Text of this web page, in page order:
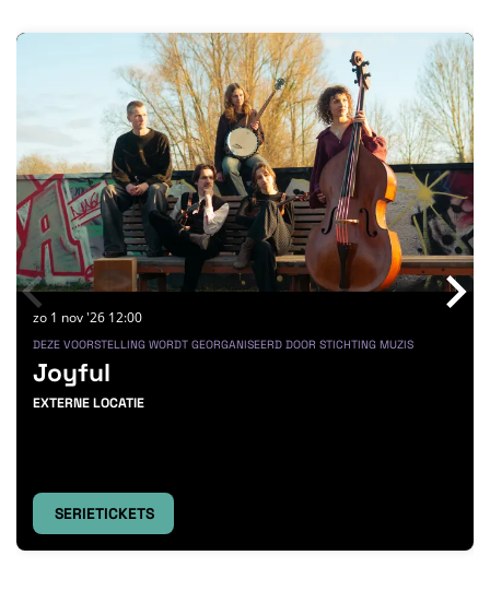
Joyful
EXTERNE LOCATIE
DEZE VOORSTELLING WORDT GEORGANISEERD DOOR STICHTING MUZIS
zo 1 nov '26 12:00
SERIETICKETS